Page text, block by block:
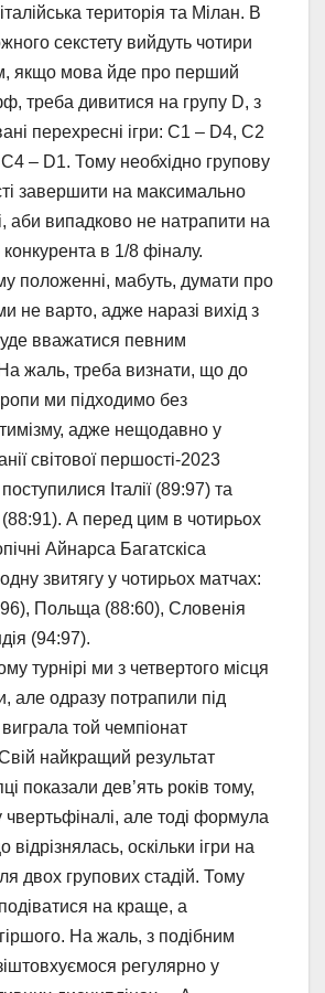
територія та Мілан. В
секстету вийдуть чотири
якщо мова йде про перший
треба дивитися на групу D, з
перехресні ігри: C1 – D4, C2
– D1. Тому необхідно групову
завершити на максимально
аби випадково не натрапити на
в 1/8 фіналу.
положенні, мабуть, думати про
не варто, адже наразі вихід з
вважатися певним
жаль, треба визнати, що до
ми підходимо без
адже нещодавно у
світової першості-2023
Італії (89:97) та
(88:91). А перед цим в чотирьох
Айнарса Багатскіса
звитягу у чотирьох матчах:
Польща (88:60), Словенія
(94:97).
турнірі ми з четвертого місця
але одразу потрапили під
той чемпіонат
найкращий результат
показали дев’ять років тому,
але тоді формула
відрізнялась, оскільки ігри на
двох групових стадій. Тому
на краще, а
На жаль, з подібним
регулярно у